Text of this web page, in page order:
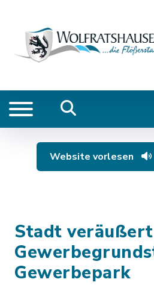
Website vorlesen
Stadt veräußert
Gewerbepark